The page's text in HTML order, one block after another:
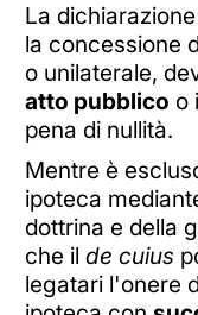
La
la concessione
o unilaterale,
atto pubblico o
pena di nullità.
Mentre è
ipoteca
dottrina e della
che il de cuius
legatari l'onere